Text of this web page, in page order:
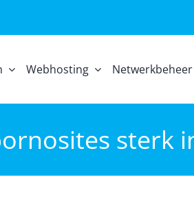
Webhosting Netwerkbeheer
sterk